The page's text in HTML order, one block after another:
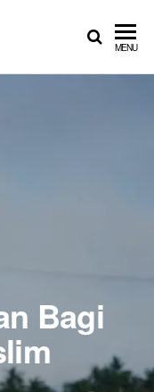
MENU
Bagi